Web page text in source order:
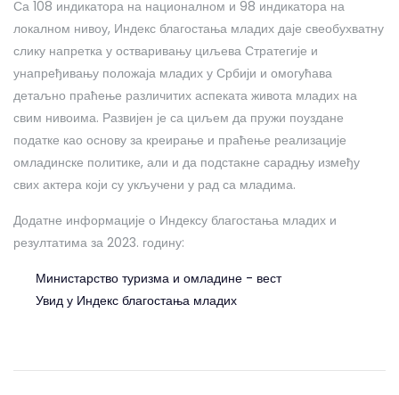
Са 108 индикатора на националном и 98 индикатора на
локалном нивоу, Индекс благостања младих даје свеобухватну
слику напретка у остваривању циљева Стратегије и
унапређивању положаја младих у Србији и омогућава
детаљно праћење различитих аспеката живота младих на
свим нивоима. Развијен је са циљем да пружи поуздане
податке као основу за креирање и праћење реализације
омладинске политике, али и да подстакне сарадњу између
свих актера који су укључени у рад са младима.
Додатне информације о Индексу благостања младих и
резултатима за 2023. годину:
Министарство туризма и омладине - вест
Увид у Индекс благостања младих